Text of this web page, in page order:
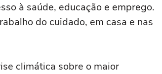
à saúde, educação e emprego.
do cuidado, em casa e nas
climática sobre o maior